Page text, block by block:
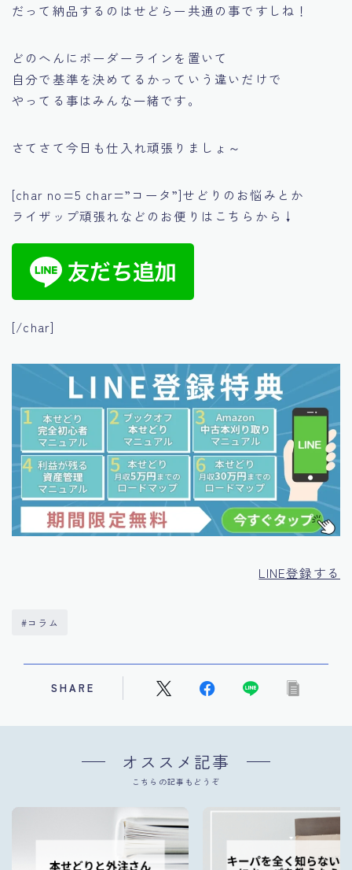
だって納品するのはせどらー共通の事ですしね！
どのへんにボーダーラインを置いて
自分で基準を決めてるかっていう違いだけで
やってる事はみんな一緒です。
さてさて今日も仕入れ頑張りましょ～
[char no=5 char=”コータ”]せどりのお悩みとか
ライザップ頑張れなどのお便りはこちらから↓
[/char]
LINE登録する
#コラム
SHARE
オススメ記事
こちらの記事もどうぞ